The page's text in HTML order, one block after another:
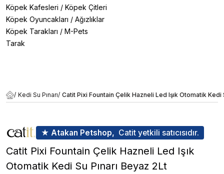
Köpek Kafesleri / Köpek Çitleri
Köpek Oyuncakları / Ağızlıklar
Köpek Tarakları / M-Pets
Tarak
/ Kedi Su Pınarı/ Catit Pixi Fountain Çelik Hazneli Led Işık Otomatik Kedi
★ Atakan Petshop, Catit yetkili satıcısıdır.
Catit Pixi Fountain Çelik Hazneli Led Işık
Otomatik Kedi Su Pınarı Beyaz 2Lt